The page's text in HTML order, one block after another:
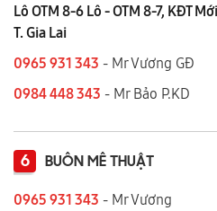
Lô OTM 8-6 Lô - OTM 8-7, KĐT
T. Gia Lai
0965 931 343 - Mr Vương GĐ
0984 448 343 - Mr Bảo P.KD
6 BUÔN MÊ THUẬT
0965 931 343 - Mr Vương